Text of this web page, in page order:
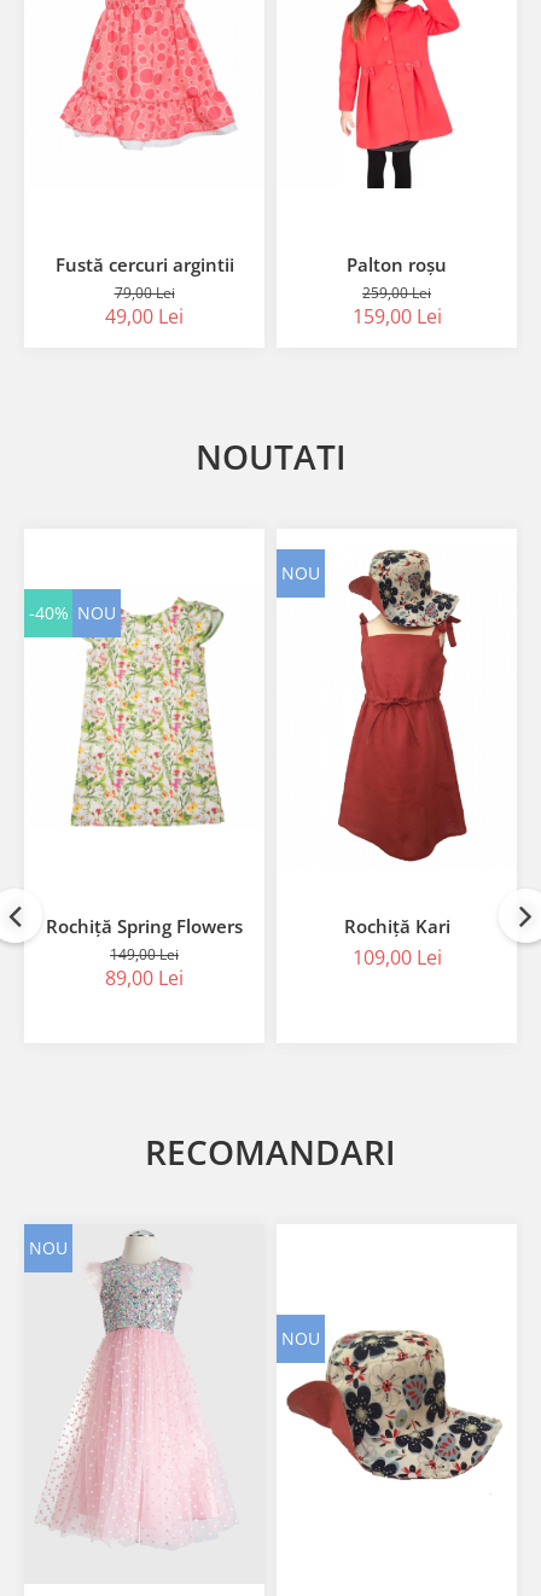
Fustă cercuri argintii
79,00 Lei
49,00 Lei
Palton roșu
259,00 Lei
159,00 Lei
NOUTATI
-40% NOU
Rochiță Spring Flowers
149,00 Lei
89,00 Lei
NOU
Rochiță Kari
109,00 Lei
RECOMANDARI
NOU
NOU